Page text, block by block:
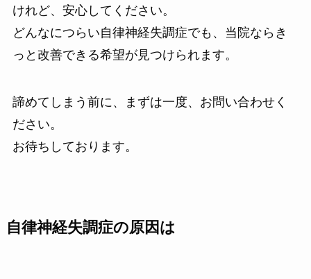
けれど、安心してください。
どんなにつらい自律神経失調症でも、当院ならき
っと改善できる希望が見つけられます。
諦めてしまう前に、まずは一度、お問い合わせく
ださい。
お待ちしております。
自律神経失調症の原因は